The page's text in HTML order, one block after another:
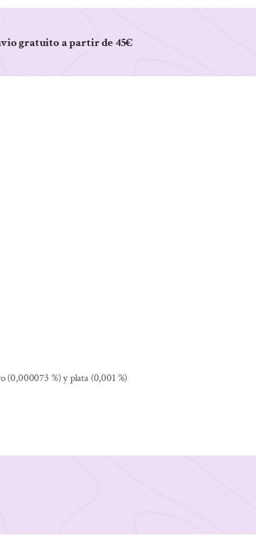
gratuito a partir de 45€
(0,000073 %) y plata (0,001 %)